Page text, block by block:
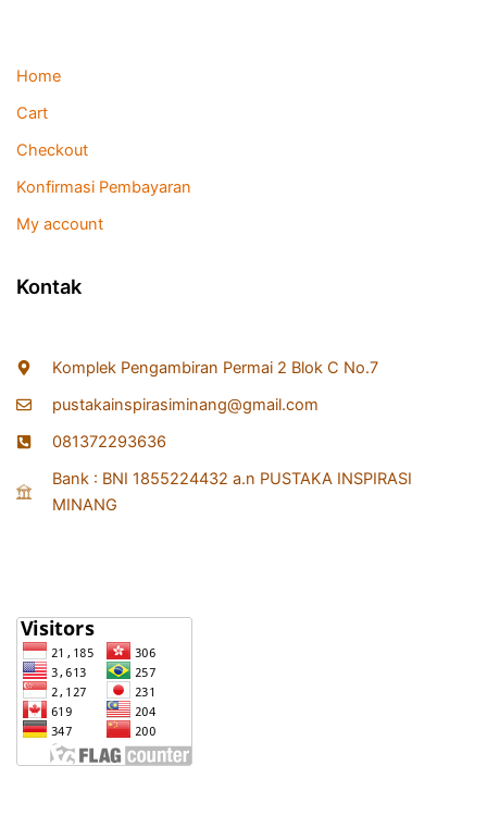
Home
Cart
Checkout
Konfirmasi Pembayaran
My account
Kontak
Komplek Pengambiran Permai 2 Blok C No.7
pustakainspirasiminang@gmail.com
081372293636
Bank : BNI 1855224432 a.n PUSTAKA INSPIRASI
MINANG